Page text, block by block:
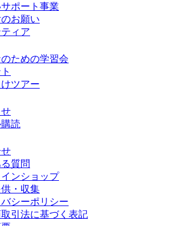
ポート事業
お願い
ィア
ための学習会
ツアー
読
質問
ンショップ
・収集
シーポリシー
引法に基づく表記